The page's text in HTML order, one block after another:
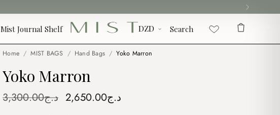
Mist Journal Shelf Search
Home / MIST BAGS / Hand Bags / Yoko Marron
Yoko Marron
د.ج3,300.00
Original د.ج2,650.00